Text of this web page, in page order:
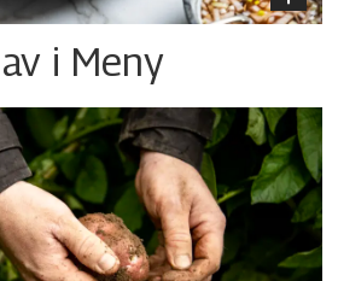
i Meny